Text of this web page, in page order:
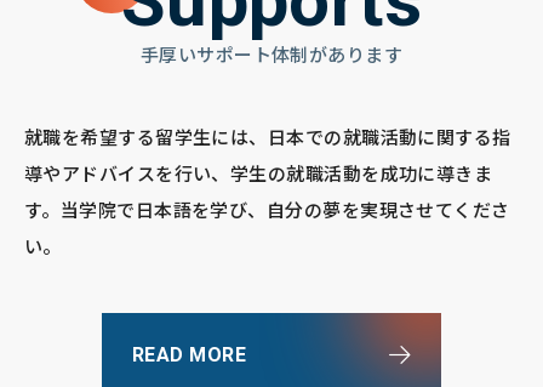
手厚いサポート体制があります
就職を希望する留学生には、日本での就職活動に関する指
導やアドバイスを行い、学生の就職活動を成功に導きま
す。当学院で日本語を学び、自分の夢を実現させてくださ
い。
READ MORE